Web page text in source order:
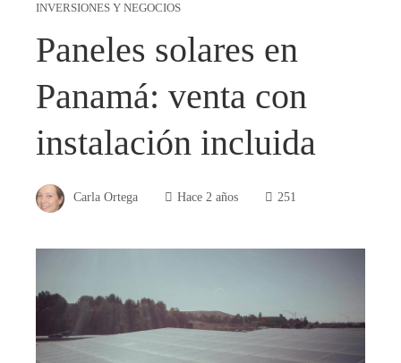
INVERSIONES Y NEGOCIOS
Paneles solares en
Panamá: venta con
instalación incluida
Carla Ortega Hace 2 años 251